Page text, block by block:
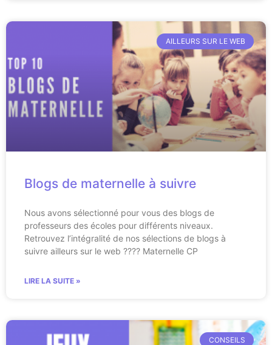
AILLEURS SUR LE WEB
Blogs de maternelle à suivre
Nous avons sélectionné pour vous des blogs de
professeurs des écoles pour différents niveaux.
Retrouvez l’intégralité de nos sélections de blogs à
suivre ailleurs sur le web ???? Maternelle CP
LIRE LA SUITE »
CONSEILS